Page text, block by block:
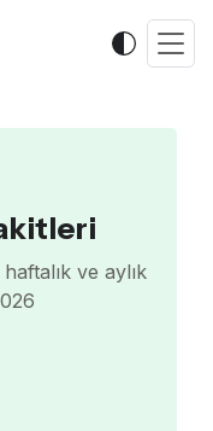
ve aylık